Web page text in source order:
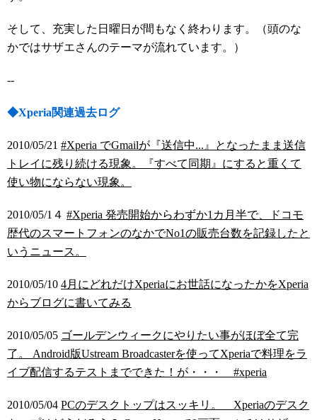
そして、充実した日曜日が間もなく終わります。（頭のな
かではサザエさんのテーマが流れています。）
--
◆Xperia関連過去ログ
2010/05/21 #Xperia でGmailが『送信中...』となったまま送信
トレイに残り続ける現象。『すべて同期』にすると重くて
使い物にならない現象。
2010/05/1４ #Xperia 発売開始からわずか1カ月半で、ドコモ
歴代のスマートフォンのなかでNo1の販売台数を記録したと
いうニュース。
2010/05/10 4月にどれだけXperiaにお世話になったかをXperia
からブログに書いてみる
2010/05/05 ゴールデンウィークにやりたい事がほぼ全て完
了。 Android版Ustream Broadcasterを使ってXperiaで料理をラ
イブ配信するテストまでできた！が・・・ #xperia
2010/05/04 PCのデスクトップはスッキリ。 Xperiaのデスク